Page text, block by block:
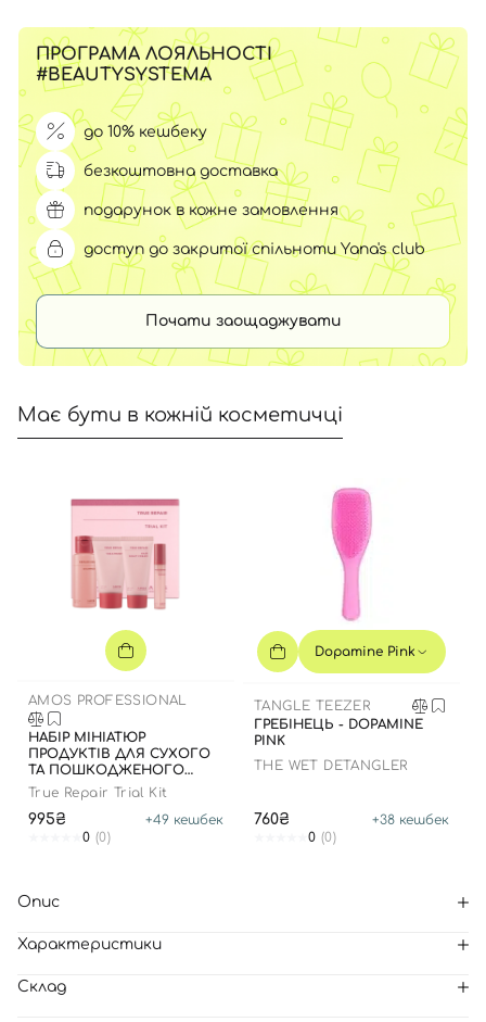
ПРОГРАМА ЛОЯЛЬНОСТІ
#BEAUTYSYSTEMA
до 10% кешбеку
безкоштовна доставка
подарунок в кожне замовлення
доступ до закритої спільноти Yana's club
Почати заощаджувати
Має бути в кожній косметичці
AMOS PROFESSIONAL
НАБІР МІНІАТЮР
ПРОДУКТІВ ДЛЯ СУХОГО
ТА ПОШКОДЖЕНОГО
ВОЛОССЯ
True Repair Trial Kit
995₴ +49 кешбек
0 (0)
Dopamine Pink
TANGLE TEEZER
ГРЕБІНЕЦЬ - DOPAMINE
PINK
THE WET DETANGLER
760₴ +38 кешбек
0 (0)
Опис
Характеристики
Склад